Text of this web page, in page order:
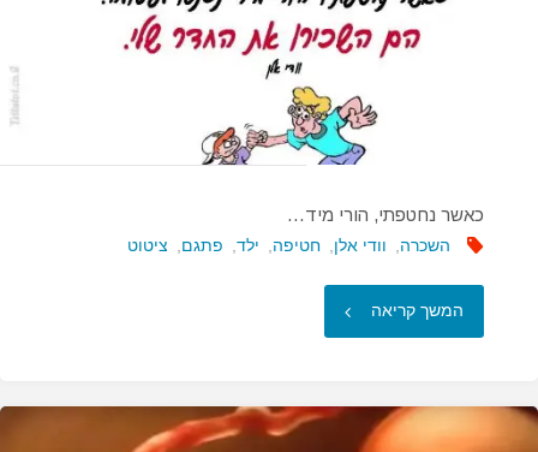
ולאשתי
אורגזמה…"
כאשר נחטפתי, הורי מיד…
השכרה, וודי אלן, חטיפה, ילד, פתגם, ציטוט
המשך קריאה "כאשר
הורי